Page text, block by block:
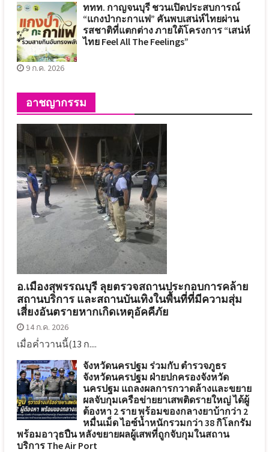
ททท. กาญจนบุรี ชวนเปิดประสบการณ์
“แกงป่ากะกาแฟ” คันพบเสน่ห์ไทยผ่าน
รสชาติที่แตกต่าง ภายใต้โครงการ “เสน่ห์
ไทย Feel All The Feelings”
9 ก.ค. 2026
อาชญากรรม
อ.เมืองสุพรรณบุรี ลุยตรวจสถานประกอบการคล้าย
สถานบริการ และสถานบันเทิงในพื้นที่ที่มีความสุ่ม
เสี่ยงอันตรายหากเกิดเหตุอัคคีภัย
14 ก.ค. 2026
เมื่อค่ำวานนี้(13 ก....
จังหวัดนครปฐม ร่วมกับ ตำรวจภูธร
จังหวัดนครปฐม ฝ่ายปกครองจังหวัด
นครปฐม แถลงผลการกวาดล้างและขยาย
ผลจับกุมเครือข่ายยาเสพติดรายใหญ่ ได้ผู้
ต้องหา 2 ราย พร้อมของกลางยาบ้ากว่า 2
หมื่นเม็ด ไอซ์น้ำหนักรวมกว่า 38 กิโลกรัม
พร้อมอาวุธปืน หลังขยายผลผู้เสพที่ถูกจับกุมในสถาน
บริการ The Air Port